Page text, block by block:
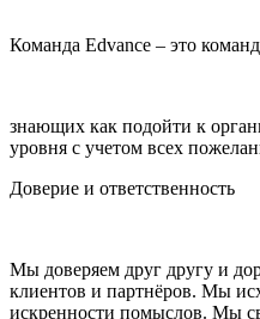
Команда Edvance – это
знающих как подойти к
уровня с учетом всех
Доверие и ответственность
Мы доверяем друг другу и
клиентов и партнёров. Мы
искренности помыслов. Мы